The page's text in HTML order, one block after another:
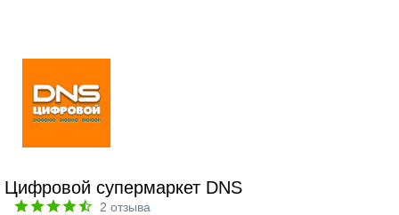
Цифровой супермаркет DNS
2 отзыва